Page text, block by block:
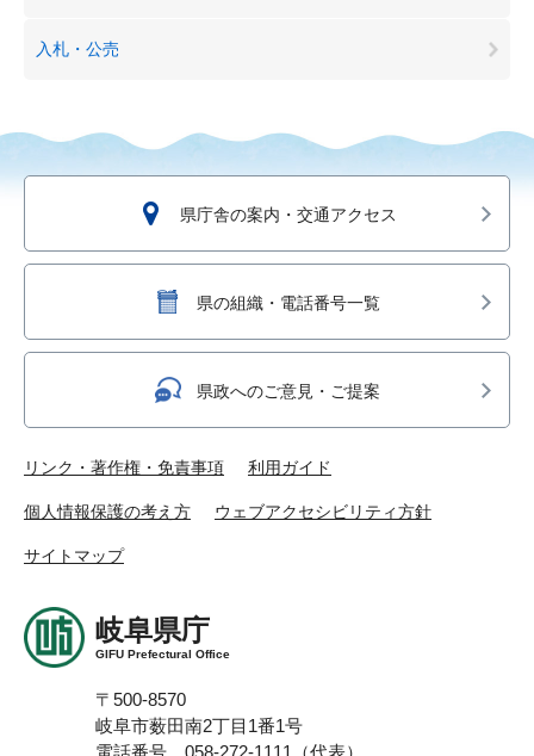
入札・公売
県庁舎の案内・交通アクセス
県の組織・電話番号一覧
県政へのご意見・ご提案
リンク・著作権・免責事項 利用ガイド
個人情報保護の考え方 ウェブアクセシビリティ方針
サイトマップ
岐阜県庁
GIFU Prefectural Office
〒500-8570
岐阜市薮田南2丁目1番1号
電話番号 058-272-1111（代表）